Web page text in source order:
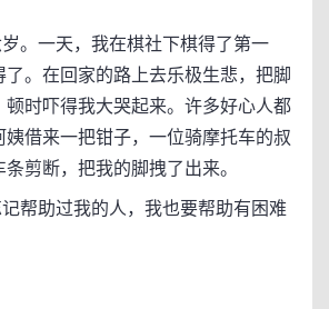
一天，我在棋社下棋得了第一
了。在回家的路上去乐极生悲，把脚
顿时吓得我大哭起来。许多好心人都
姨借来一把钳子，一位骑摩托车的叔
剪断，把我的脚拽了出来。
助过我的人，我也要帮助有困难